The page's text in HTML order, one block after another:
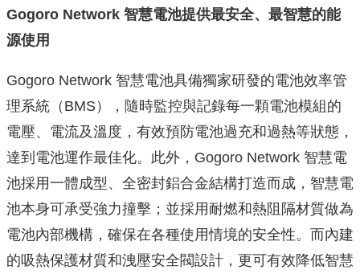
Gogoro Network 智慧電池提供最安全、最智慧的能
源使用
Gogoro Network 智慧電池具備獨家研發的電池效率管
理系統（BMS），隨時監控與記錄每一顆電池模組的
電壓、電流及溫度，有效預防電池過充和過熱等狀態，
達到電池運作最佳化。此外，Gogoro Network 智慧電
池採用一體成型、全密封鋁合金結構打造而成，智慧電
池本身可承受強力撞擊；並採用耐燃和熱阻隔材質做為
電池內部機構，確保在各種使用情境的安全性。而內建
的吸熱保護材質和洩壓安全閥設計，更可有效降低智慧